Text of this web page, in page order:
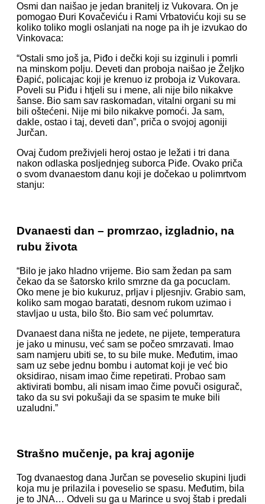
Osmi dan naišao je jedan branitelj iz Vukovara. On je
pomogao Đuri Kovačeviću i Rami Vrbatoviću koji su se
koliko toliko mogli oslanjati na noge pa ih je izvukao do
Vinkovaca:
“Ostali smo još ja, Piđo i dečki koji su izginuli i pomrli
na minskom polju. Deveti dan proboja naišao je Željko
Đapić, policajac koji je krenuo iz proboja iz Vukovara.
Poveli su Piđu i htjeli su i mene, ali nije bilo nikakve
šanse. Bio sam sav raskomadan, vitalni organi su mi
bili oštećeni. Nije mi bilo nikakve pomoći. Ja sam,
dakle, ostao i taj, deveti dan”, priča o svojoj agoniji
Jurčan.
Ovaj čudom preživjeli heroj ostao je ležati i tri dana
nakon odlaska posljednjeg suborca Piđe. Ovako priča
o svom dvanaestom danu koji je dočekao u polimrtvom
stanju:
Dvanaesti dan – promrzao, izgladnio, na
rubu života
“Bilo je jako hladno vrijeme. Bio sam žedan pa sam
čekao da se šatorsko krilo smrzne da ga pocuclam.
Oko mene je bio kukuruz, prljav i pljesnjiv. Grabio sam,
koliko sam mogao baratati, desnom rukom uzimao i
stavljao u usta, bilo što. Bio sam već polumrtav.
Dvanaest dana ništa ne jedete, ne pijete, temperatura
je jako u minusu, već sam se počeo smrzavati. Imao
sam namjeru ubiti se, to su bile muke. Međutim, imao
sam uz sebe jednu bombu i automat koji je već bio
oksidirao, nisam imao čime repetirati. Probao sam
aktivirati bombu, ali nisam imao čime povuči osigurač,
tako da su svi pokušaji da se spasim te muke bili
uzaludni.”
Strašno mučenje, pa kraj agonije
Tog dvanaestog dana Jurčan se poveselio skupini ljudi
koja mu je prilazila i poveselio se spasu. Međutim, bila
je to JNA… Odveli su ga u Marince u svoj štab i predali